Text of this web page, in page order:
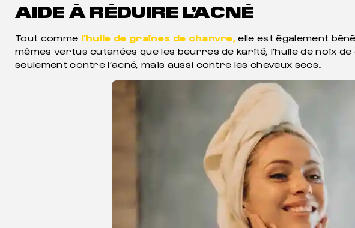
AIDE À RÉDUIRE L’ACNÉ
Tout comme l’huile de graines de chanvre,elle est également
mêmes vertus cutanées que les beurres de karité, l’huile de noix
seulement contre l’acné, mais aussi contre les cheveux secs.